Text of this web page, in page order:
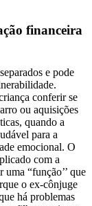
financeira
e pode
conferir se
ou aquisições
quando a
para a
emocional. O
com a
“função’’ que
o ex-cônjuge
há problemas